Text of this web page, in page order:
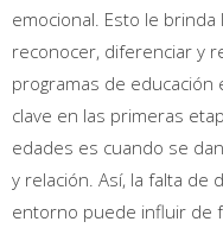
emocional. Esto le
reconocer, diferenciar y
programas de
clave en las primeras
edades es cuando se
y relación. Así, la falta de
entorno puede influir de